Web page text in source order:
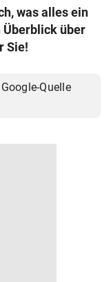
was alles ein
über
Sie!
Quelle